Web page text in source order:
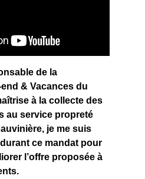
de la
& Vacances du
à la collecte des
au service propreté
, je me suis
ce mandat pour
l’offre proposée à